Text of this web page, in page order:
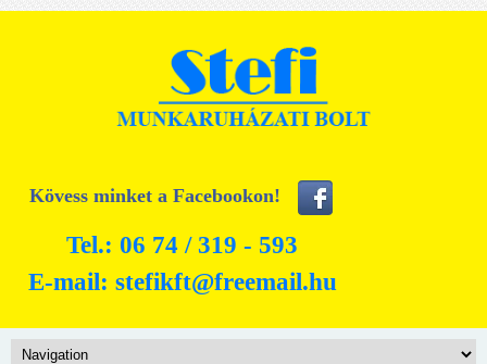
Kövess minket a Facebookon!
Tel.: 06 74 / 319 - 593
E-mail: stefikft@freemail.hu